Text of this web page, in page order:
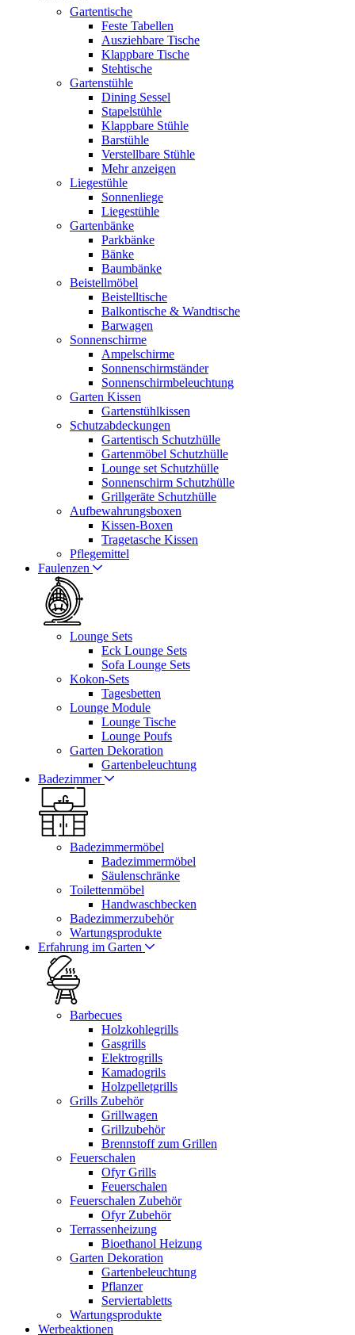
Gartentische
Feste Tabellen
Ausziehbare Tische
Klappbare Tische
Stehtische
Gartenstühle
Dining Sessel
Stapelstühle
Klappbare Stühle
Barstühle
Verstellbare Stühle
Mehr anzeigen
Liegestühle
Sonnenliege
Liegestühle
Gartenbänke
Parkbänke
Bänke
Baumbänke
Beistellmöbel
Beistelltische
Balkontische & Wandtische
Barwagen
Sonnenschirme
Ampelschirme
Sonnenschirmständer
Sonnenschirmbeleuchtung
Garten Kissen
Gartenstühlkissen
Schutzabdeckungen
Gartentisch Schutzhülle
Gartenmöbel Schutzhülle
Lounge set Schutzhülle
Sonnenschirm Schutzhülle
Grillgeräte Schutzhülle
Aufbewahrungsboxen
Kissen-Boxen
Tragetasche Kissen
Pflegemittel
Faulenzen
Lounge Sets
Eck Lounge Sets
Sofa Lounge Sets
Kokon-Sets
Tagesbetten
Lounge Module
Lounge Tische
Lounge Poufs
Garten Dekoration
Gartenbeleuchtung
Badezimmer
Badezimmermöbel
Badezimmermöbel
Säulenschränke
Toilettenmöbel
Handwaschbecken
Badezimmerzubehör
Wartungsprodukte
Erfahrung im Garten
Barbecues
Holzkohlegrills
Gasgrills
Elektrogrills
Kamadogrils
Holzpelletgrills
Grills Zubehör
Grillwagen
Grillzubehör
Brennstoff zum Grillen
Feuerschalen
Ofyr Grills
Feuerschalen
Feuerschalen Zubehör
Ofyr Zubehör
Terrassenheizung
Bioethanol Heizung
Garten Dekoration
Gartenbeleuchtung
Pflanzer
Serviertabletts
Wartungsprodukte
Werbeaktionen